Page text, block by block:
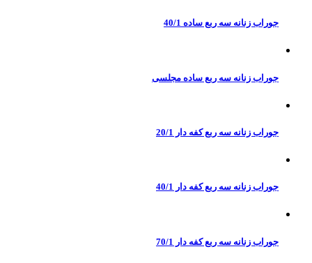
جوراب زنانه سه ربع ساده 40/1
جوراب زنانه سه ربع ساده مجلسی
جوراب زنانه سه ربع کفه دار 20/1
جوراب زنانه سه ربع کفه دار 40/1
جوراب زنانه سه ربع کفه دار 70/1